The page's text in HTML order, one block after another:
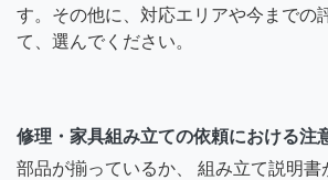
す。その他に、対応エリアや今までの
て、選んでください。
修理・家具組み立ての依頼における注
部品が揃っているか、 組み立て説明書